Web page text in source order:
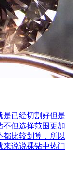
是已经切割好但是
不但选择范围更加
都比较划算，所以
来说说裸钻中热门